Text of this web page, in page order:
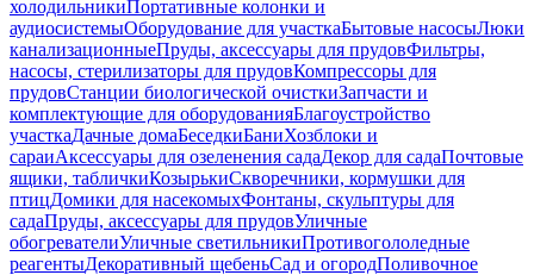
холодильникиПортативные колонки и
аудиосистемыОборудование для участкаБытовые насосыЛюки
канализационныеПруды, аксессуары для прудовФильтры,
насосы, стерилизаторы для прудовКомпрессоры для
прудовСтанции биологической очисткиЗапчасти и
комплектующие для оборудованияБлагоустройство
участкаДачные домаБеседкиБаниХозблоки и
сараиАксессуары для озеленения садаДекор для садаПочтовые
ящики, табличкиКозырькиСкворечники, кормушки для
птицДомики для насекомыхФонтаны, скульптуры для
садаПруды, аксессуары для прудовУличные
обогревателиУличные светильникиПротивогололедные
реагентыДекоративный щебеньСад и огородПоливочное